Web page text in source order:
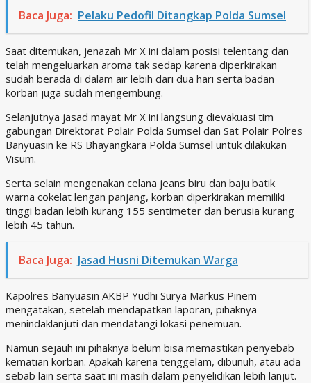
Baca Juga: Pelaku Pedofil Ditangkap Polda Sumsel
Saat ditemukan, jenazah Mr X ini dalam posisi telentang dan
telah mengeluarkan aroma tak sedap karena diperkirakan
sudah berada di dalam air lebih dari dua hari serta badan
korban juga sudah mengembung.
Selanjutnya jasad mayat Mr X ini langsung dievakuasi tim
gabungan Direktorat Polair Polda Sumsel dan Sat Polair Polres
Banyuasin ke RS Bhayangkara Polda Sumsel untuk dilakukan
Visum.
Serta selain mengenakan celana jeans biru dan baju batik
warna cokelat lengan panjang, korban diperkirakan memiliki
tinggi badan lebih kurang 155 sentimeter dan berusia kurang
lebih 45 tahun.
Baca Juga: Jasad Husni Ditemukan Warga
Kapolres Banyuasin AKBP Yudhi Surya Markus Pinem
mengatakan, setelah mendapatkan laporan, pihaknya
menindaklanjuti dan mendatangi lokasi penemuan.
Namun sejauh ini pihaknya belum bisa memastikan penyebab
kematian korban. Apakah karena tenggelam, dibunuh, atau ada
sebab lain serta saat ini masih dalam penyelidikan lebih lanjut.